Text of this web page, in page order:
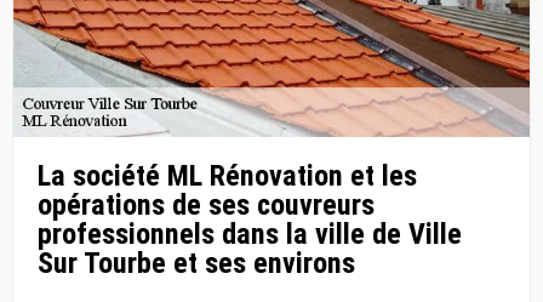
La société ML Rénovation et les
opérations de ses couvreurs
professionnels dans la ville de Ville
Sur Tourbe et ses environs